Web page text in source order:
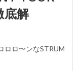
底解
ロロ〜ンなSTRUM